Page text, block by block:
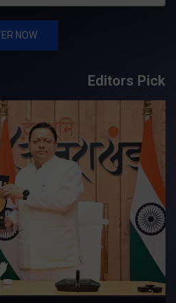
Editors Pick